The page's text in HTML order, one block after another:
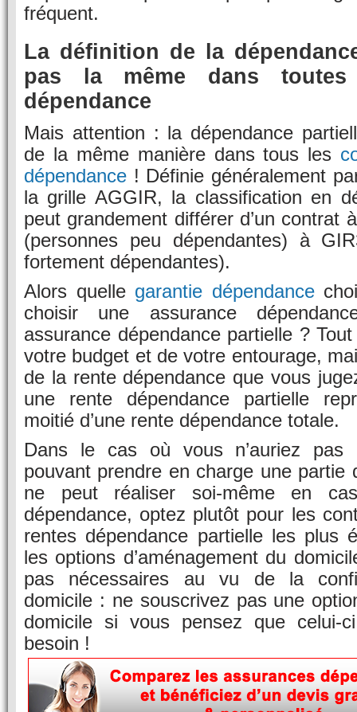
fréquent.
La définition de la
pas la même dans toutes
dépendance
Mais attention : la dépendance
de la même manière dans tous les
dépendance ! Définie généralement
la grille AGGIR, la classification en
peut grandement différer d’un contrat
(personnes peu dépendantes) à
fortement dépendantes).
Alors quelle garantie dépendance
choisir une assurance
assurance dépendance partielle ?
votre budget et de votre entourage,
de la rente dépendance que vous
une rente dépendance partielle
moitié d’une rente dépendance totale.
Dans le cas où vous n’auriez pas
pouvant prendre en charge une partie
ne peut réaliser soi-même en
dépendance, optez plutôt pour les
rentes dépendance partielle les plus
les options d’aménagement du
pas nécessaires au vu de la
domicile : ne souscrivez pas une
domicile si vous pensez que celui-
besoin !